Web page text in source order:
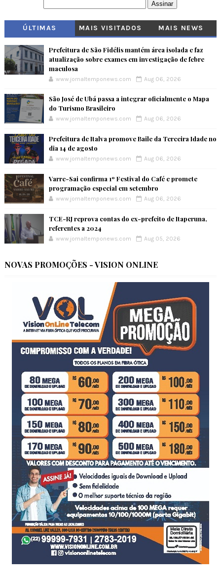
ÚLTIMAS MAIS VISITADOS MAIS NEWS
Prefeitura de São Fidélis mantém área isolada e faz
atualização sobre exames em investigação de febre
maculosa
www.jornaltemponews.com Aug 06, 2026
São José de Ubá passa a integrar oficialmente o Mapa
do Turismo Brasileiro
www.jornaltemponews.com Aug 06, 2026
Prefeitura de Italva promove Baile da Terceira Idade no
dia 14 de agosto
www.jornaltemponews.com Aug 06, 2026
Varre-Sai confirma 1º Festival do Café e promete
programação especial em setembro
www.jornaltemponews.com Aug 06, 2026
TCE-RJ reprova contas do ex-prefeito de Itaperuna,
referentes a 2024
www.jornaltemponews.com Aug 05, 2026
NOVAS PROMOÇÕES - VISION ONLINE